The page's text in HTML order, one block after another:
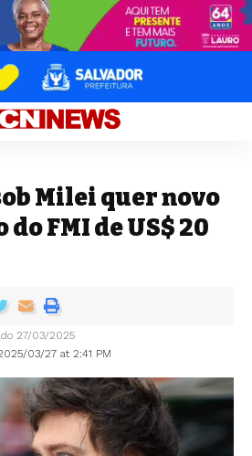
Milei quer novo
FMI de US$ 20
03/27 at 2:41 PM
27/03/2025